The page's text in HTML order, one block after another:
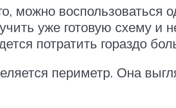
можно воспользоваться
уже готовую схему
потратить гораздо
периметр. Она